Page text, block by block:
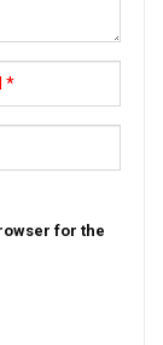
for the